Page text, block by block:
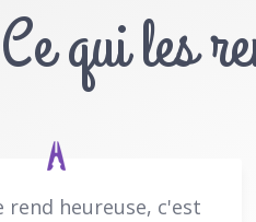
Ce qui les
rend heureuse, c'est